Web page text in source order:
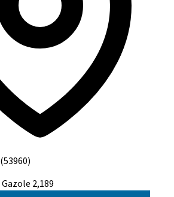
(53960)
Gazole 2,189